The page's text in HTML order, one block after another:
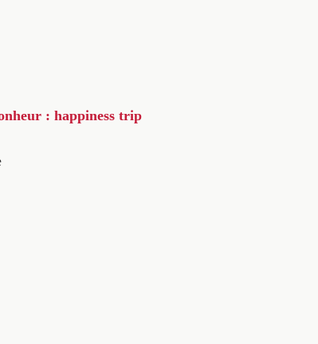
: happiness trip